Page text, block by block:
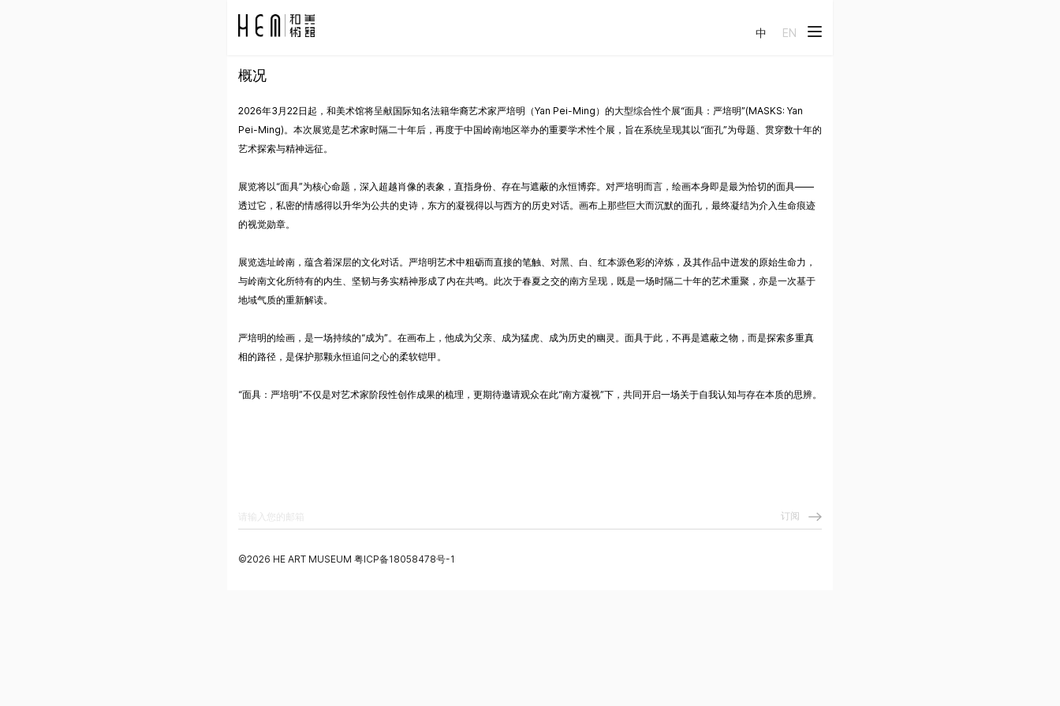
中 EN
概况
2026年3月22日起，和美术馆将呈献国际知名法籍华裔艺术家严培明（Yan Pei-Ming）的大型综合性个展“面具：严培明”(MASKS: Yan
Pei-Ming)。本次展览是艺术家时隔二十年后，再度于中国岭南地区举办的重要学术性个展，旨在系统呈现其以“面孔”为母题、贯穿数十年的
艺术探索与精神远征。
展览将以“面具”为核心命题，深入超越肖像的表象，直指身份、存在与遮蔽的永恒博弈。对严培明而言，绘画本身即是最为恰切的面具——
透过它，私密的情感得以升华为公共的史诗，东方的凝视得以与西方的历史对话。画布上那些巨大而沉默的面孔，最终凝结为介入生命痕迹
的视觉勋章。
展览选址岭南，蕴含着深层的文化对话。严培明艺术中粗砺而直接的笔触、对黑、白、红本源色彩的淬炼，及其作品中迸发的原始生命力，
与岭南文化所特有的内生、坚韧与务实精神形成了内在共鸣。此次于春夏之交的南方呈现，既是一场时隔二十年的艺术重聚，亦是一次基于
地域气质的重新解读。
严培明的绘画，是一场持续的“成为”。在画布上，他成为父亲、成为猛虎、成为历史的幽灵。面具于此，不再是遮蔽之物，而是探索多重真
相的路径，是保护那颗永恒追问之心的柔软铠甲。
“面具：严培明”不仅是对艺术家阶段性创作成果的梳理，更期待邀请观众在此“南方凝视”下，共同开启一场关于自我认知与存在本质的思辨。
订阅
©️2026 HE ART MUSEUM 粤ICP备18058478号-1